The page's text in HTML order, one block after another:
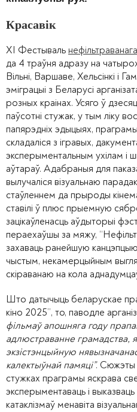
Красавік
ХІ Фестываль
да 4 траўня адразу на
Вільні, Варшаве, Хельсінкі і
эміграцыі з Беларусі
розных краінах. Усяго ў
паўсотні стужак, у тым ліку
папярэдніх эдыцыях,
складаліся з ігравых,
эксперыментальным ухілам і
аўтараў. Адабраныя для
вылучаліся візуальнаю
стаўленнем да прыроды
ставілі ў плюс прыемную
зацікаўленасць аўдыторыі
пераехаўшы за мяжу,
захаваць ранейшую
чыстым, некамерцыйным
скіраванаю на кола
Што датычыць беларускае
кіно 2025”, то, паводле
фільмаў апошняга году
адлюстраванне грамадства,
экзістэнцыйную
калектыўнай памяці”. Сюжэты
стужках праграмы яскрава
эксперыментаваць і
катаклізмаў менавіта